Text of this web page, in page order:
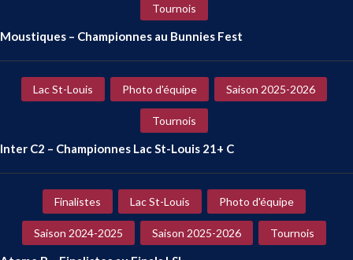
Tournois
Moustiques – Championnes au Bunnies Fest
Lac St-Louis Photo d'équipe Saison 2025-2026
Tournois
Inter C2 – Championnes Lac St-Louis 21+ C
Finalistes Lac St-Louis Photo d'équipe
Saison 2024-2025 Saison 2025-2026 Tournois